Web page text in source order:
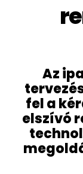
Az
fel a
elszívó